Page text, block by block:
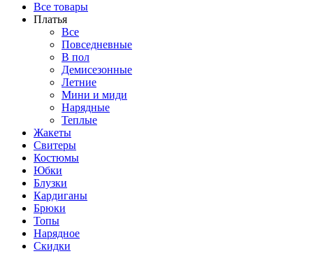
Все товары
Платья
Все
Повседневные
В пол
Демисезонные
Летние
Мини и миди
Нарядные
Теплые
Жакеты
Свитеры
Костюмы
Юбки
Блузки
Кардиганы
Брюки
Топы
Нарядное
Скидки